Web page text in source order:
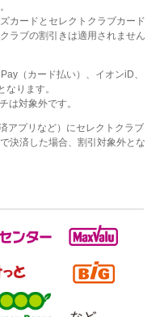
カードとセレクトクラブカード
ラブの割引きは適用されません
（カード払い）、イオンiD、
ります。
は対象外です。
アプリなど）にセレクトクラブ
決済した場合、割引対象外とな